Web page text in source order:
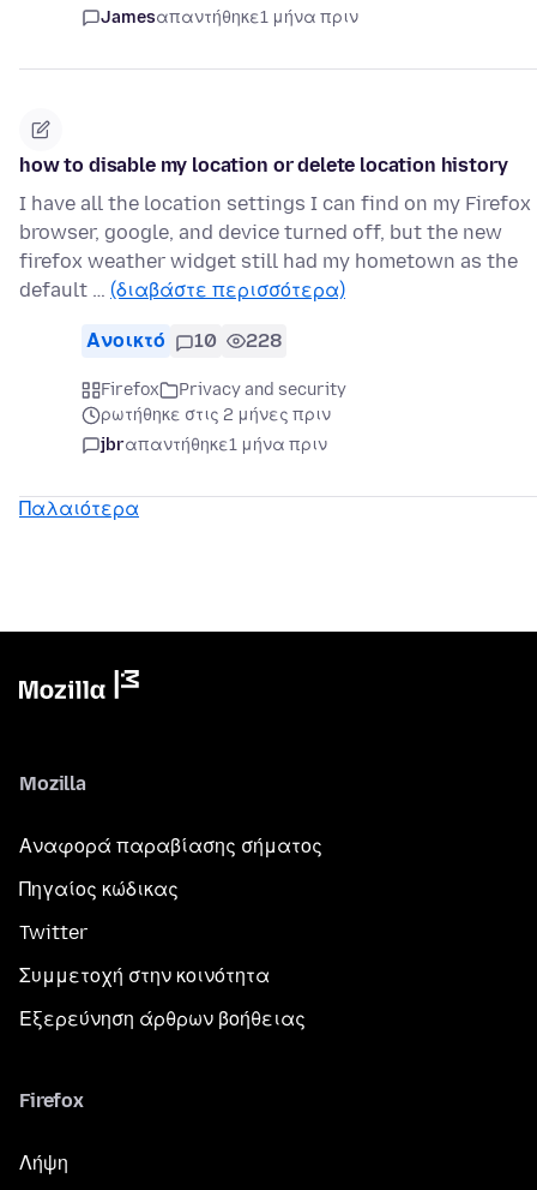
Jamesαπαντήθηκε1 μήνα πριν
how to disable my location or delete location history
I have all the location settings I can find on my Firefox
browser, google, and device turned off, but the new
firefox weather widget still had my hometown as the
default … (διαβάστε περισσότερα)
Ανοικτό 10 228
Firefox
Privacy and security
ρωτήθηκε στις 2 μήνες πριν
jbrαπαντήθηκε1 μήνα πριν
Παλαιότερα
Mozilla
Αναφορά παραβίασης σήματος
Πηγαίος κώδικας
Twitter
Συμμετοχή στην κοινότητα
Εξερεύνηση άρθρων βοήθειας
Firefox
Λήψη